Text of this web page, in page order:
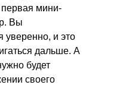
мини-
Вы
уверенно, и это
дальше. А
будет
своего